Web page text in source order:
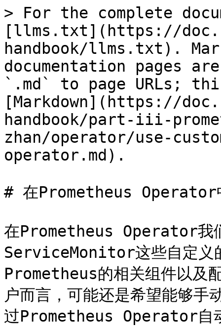
> For the complete
[llms.txt](https://
handbook/llms.txt).
documentation pages
`.md` to page URLs;
[Markdown](https://
handbook/part-iii-
zhan/operator/use-
operator.md).
# 在Prometheus Operator
在Prometheus Operator我
ServiceMonitor这些自定义
Prometheus的相关组件以及
户而言，可能还是希望能够
过Prometheus Operator自